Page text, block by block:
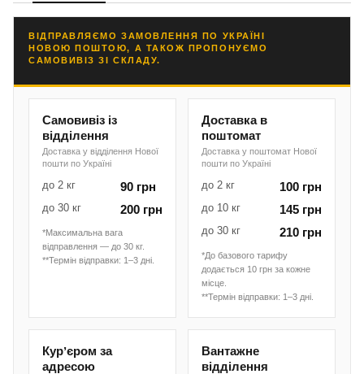
ВІДПРАВЛЯЄМО ЗАМОВЛЕННЯ ПО УКРАЇНІ
НОВОЮ ПОШТОЮ, А ТАКОЖ ПРОПОНУЄМО
САМОВИВІЗ ЗІ СКЛАДУ.
Самовивіз із
відділення
Доставка у відділення Нової
пошти по Україні
до 2 кг 90 грн
до 30 кг 200 грн
*Максимальна вага
відправлення — до 30 кг.
**Термін відправки: 1–3 дні.
Доставка в
поштомат
Доставка у поштомат Нової
пошти по Україні
до 2 кг 100 грн
до 10 кг 145 грн
до 30 кг 210 грн
*До базового тарифу
додається 10 грн за кожне
місце.
**Термін відправки: 1–3 дні.
Курʼєром за
адресою
Вантажне
відділення